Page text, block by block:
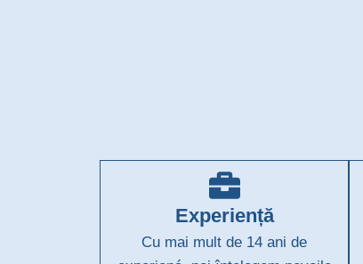
Experiență
Cu mai mult de 14 ani de